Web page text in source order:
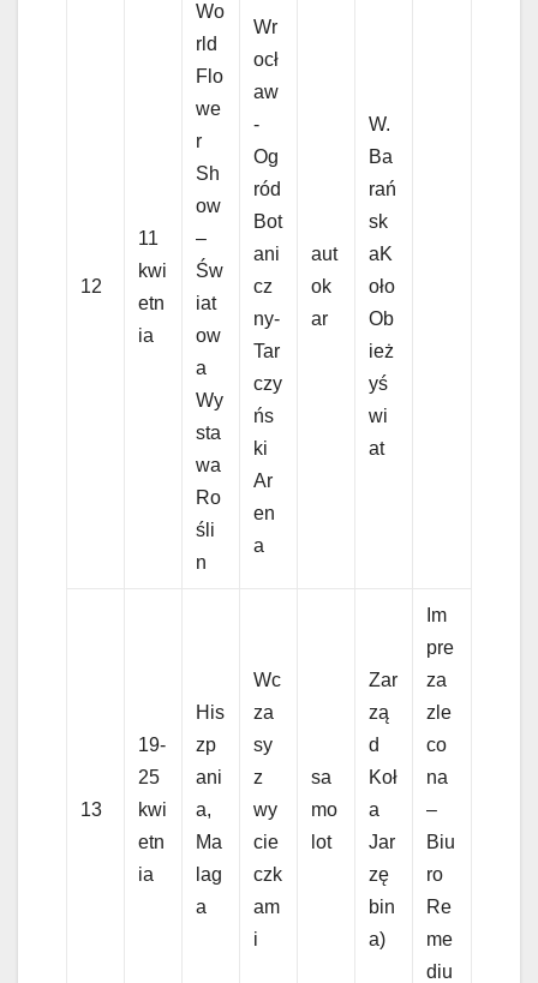
12
11
kwi
etn
ia
Wo
rld
Flo
we
r
Sh
ow
–
Św
iat
ow
a
Wy
sta
wa
Ro
śli
n
Wr
ocł
aw
-
Og
ród
Bot
ani
cz
ny-
Tar
czy
ńs
ki
Ar
en
a
aut
ok
ar
W.
Ba
rań
sk
aK
oło
Ob
ież
yś
wi
at
13
19-
25
kwi
etn
ia
His
zp
ani
a,
Ma
lag
a
Wc
za
sy
z
wy
cie
czk
am
i
sa
mo
lot
Zar
zą
d
Koł
a
Jar
zę
bin
a)
Im
pre
za
zle
co
na
–
Biu
ro
Re
me
diu